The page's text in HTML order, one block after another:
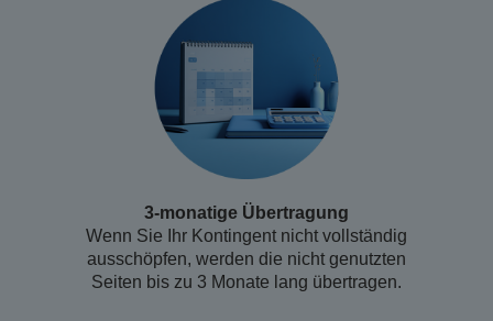
3-monatige Übertragung
Wenn Sie Ihr Kontingent nicht vollständig
ausschöpfen, werden die nicht genutzten
Seiten bis zu 3 Monate lang übertragen.